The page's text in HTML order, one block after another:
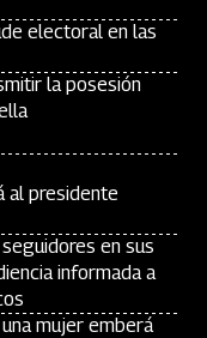
electoral en las
la posesión
al presidente
en sus
informada a
mujer emberá